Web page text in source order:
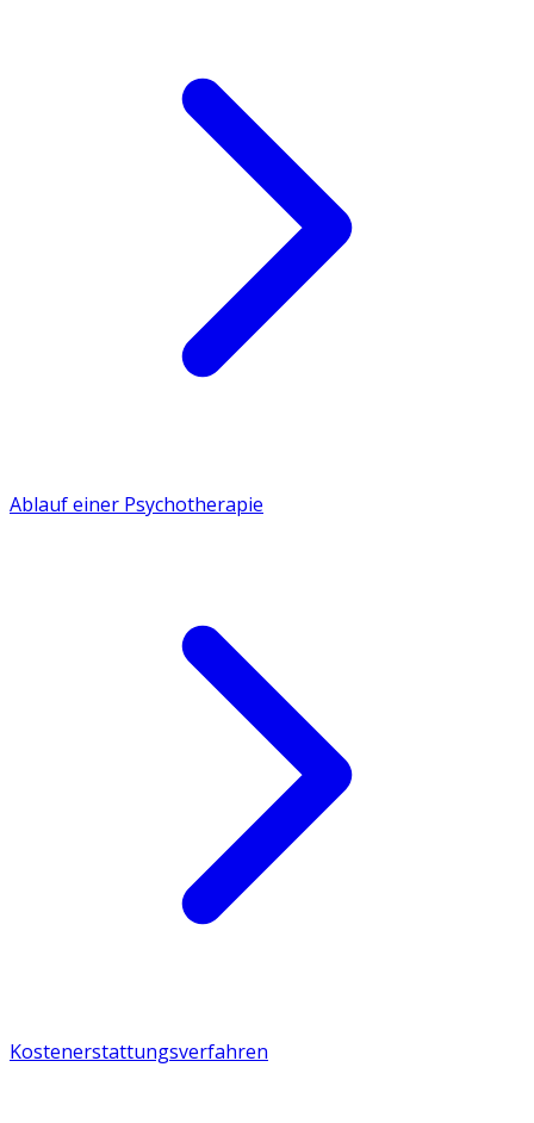
Ablauf einer Psychotherapie
Kostenerstattungsverfahren